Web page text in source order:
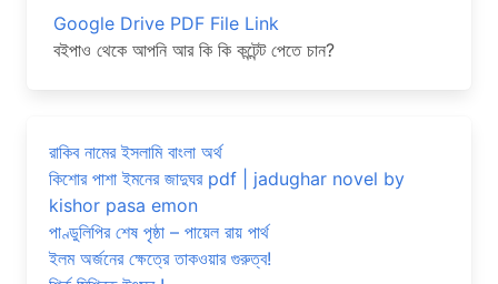
Google Drive PDF File Link
বইপাও থেকে আপনি আর কি কি কন্টেন্ট পেতে চান?
রাকিব নামের ইসলামি বাংলা অর্থ
কিশোর পাশা ইমনের জাদুঘর pdf | jadughar novel by
kishor pasa emon
পাণ্ডুলিপির শেষ পৃষ্ঠা – পায়েল রায় পার্থ
ইলম অর্জনের ক্ষেত্রে তাকওয়ার গুরুত্ব!